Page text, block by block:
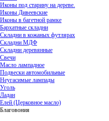
Иконы под старину на дереве.
Иконы Дивеевские
Иконы в багетной рамке
Бархатные складни
Складни в кожаных футлярах
Складни МДФ
Складни деревянные
Свечи
Масло лампадное
Подвески автомобильные
Неугасимые лампады
Уголь
Ладан
Елей (Церковное масло)
Благовония